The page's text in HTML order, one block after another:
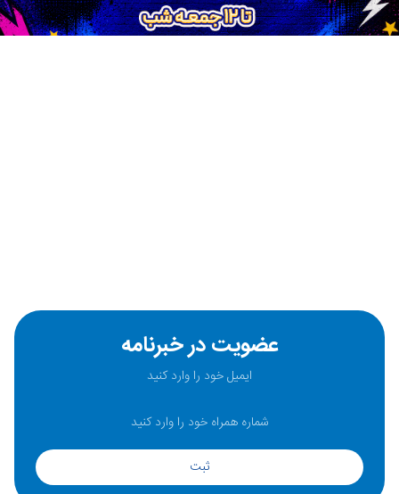
عضویت در خبرنامه
ثبت